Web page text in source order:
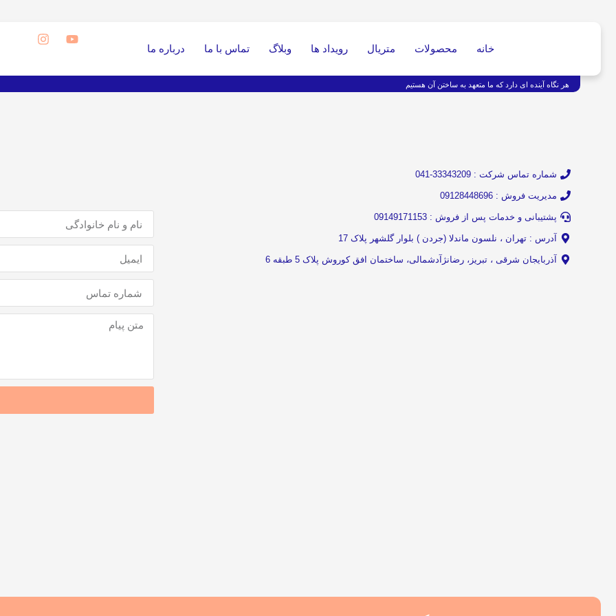
خانه محصولات متریال رویداد ها وبلاگ تماس با ما درباره ما
هر نگاه آینده ای دارد که ما متعهد به ساختن آن هستیم
شماره تماس شرکت : 33343209-041
مدیریت فروش : 09128448696
پشتیبانی و خدمات پس از فروش : 09149171153
آدرس : تهران ، نلسون ماندلا (جردن ) بلوار گلشهر پلاک 17
آذربایجان شرقی ، تبریز، رضانژآدشمالی، ساختمان افق کوروش پلاک 5 طبقه 6